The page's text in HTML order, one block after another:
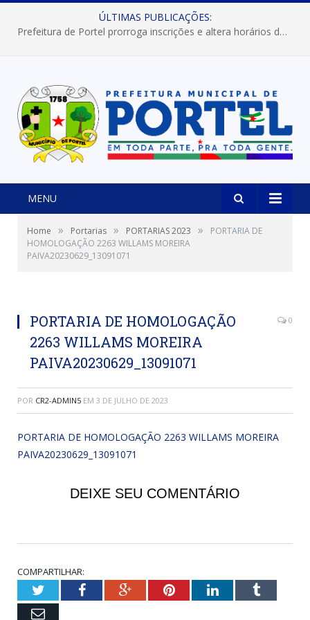
ÚLTIMAS PUBLICAÇÕES:
Prefeitura de Portel prorroga inscrições e altera horários dos concursos “Musa” e “Miss Mix Verão 2026”
MENU
Home » Portarias » PORTARIAS 2023 »
PORTARIA DE
HOMOLOGAÇÃO 2263 WILLAMS MOREIRA
PAIVA20230629_13091071
PORTARIA DE HOMOLOGAÇÃO
2263 WILLAMS MOREIRA
PAIVA20230629_13091071
0
POR CR2-ADMIN5 EM 3 DE JULHO DE 2023
PORTARIA DE HOMOLOGAÇÃO 2263 WILLAMS MOREIRA
PAIVA20230629_13091071
DEIXE SEU COMENTÁRIO
COMPARTILHAR:
TwitterFacebookGoogle+PinterestLinkedInTumblr
Email